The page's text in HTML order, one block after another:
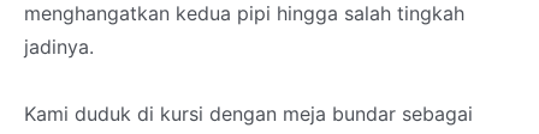
menghangatkan kedua pipi hingga salah tingkah
jadinya.
Kami duduk di kursi dengan meja bundar sebagai